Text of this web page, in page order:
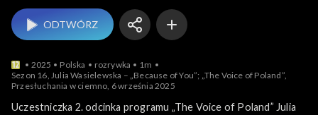
ODTWÓRZ
2025 Polska rozrywka
1m
Sezon 16, Julia Wasielewska – „Because of You”; „The Voice of Poland”,
Przesłuchania w ciemno, 6 września 2025
Uczestniczka 2. odcinka programu „The Voice of Poland” Julia